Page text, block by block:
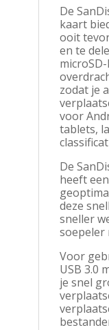
De
kaart
ooit
en te
zodat je
voor
tablets,
De
heeft
deze
sneller
soepeler
Voor
USB 3.0
je snel